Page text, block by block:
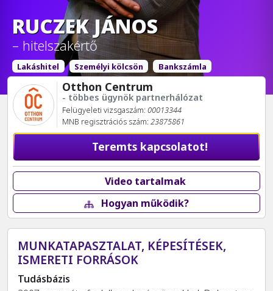
RUCZEK JÁNOS
– hitelszakértő
Lakáshitel Személyi kölcsön Bankszámla
Otthon Centrum
- többes ügynök partnerhálózat
Felügyeleti vizsgaszám: 00013344
MNB regisztrációs szám: 23875861
Teremts kapcsolatot!
Video tartalmak
Hogyan működik?
MUNKATAPASZTALAT, KÉPESÍTÉSEK,
ISMERETI FORRÁSOK
Tudásbázis